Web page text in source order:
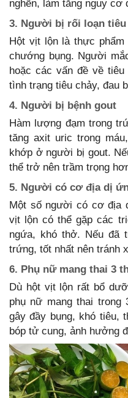
nghẽn, làm tăng nguy cơ
3. Người bị rối loạn tiêu
Hột vịt lộn là thực
chướng bụng. Người
hoặc các vấn đề về
tình trạng tiêu chảy, đau
4. Người bị bệnh gout
Hàm lượng đạm trong
tăng axit uric trong
khớp ở người bị gout.
thể trở nên trầm trọng
5. Người có cơ địa dị
Một số người có cơ địa
vịt lộn có thể gặp các
ngứa, khó thở. Nếu đã
trứng, tốt nhất nên tránh
6. Phụ nữ mang thai 3
Dù hột vịt lộn rất bổ
phụ nữ mang thai trong
gây đầy bụng, khó tiêu,
bóp tử cung, ảnh hưởng